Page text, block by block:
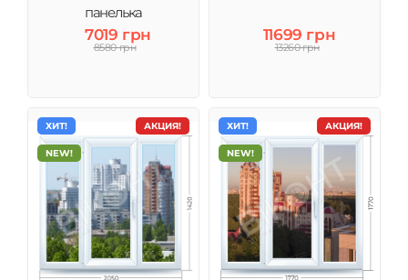
панелька
7019 грн
8580 грн
11699 грн
13260 грн
АКЦИЯ!
ХИТ!
NEW!
АКЦИЯ!
ХИТ!
NEW!